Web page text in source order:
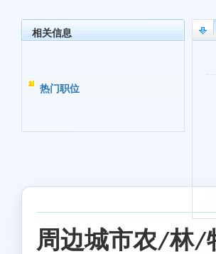
相关信息
热门职位
周边城市农/林/